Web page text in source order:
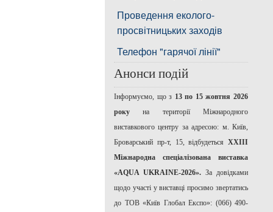
Проведення еколого-
просвітницьких заходів
Телефон "гарячої лінії"
Анонси подій
Інформуємо, що з 13 по 15 жовтня 2026
року на території Міжнародного
виставкового центру за адресою: м. Київ,
Броварський пр-т, 15, відбудеться ХХІІІ
Міжнародна спеціалізована виставка
«AQUA UKRAINE-2026». За довідками
щодо участі у виставці просимо звертатись
до ТОВ «Київ Глобал Експо»: (066) 490-